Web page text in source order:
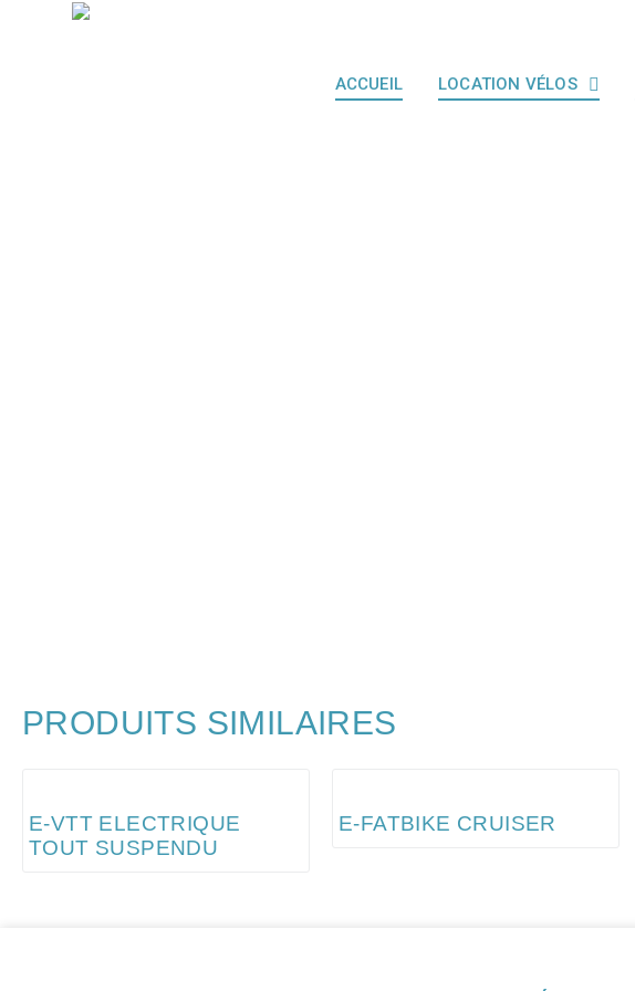
ACCUEIL LOCATION VÉLOS
PRODUITS SIMILAIRES
E-VTT ELECTRIQUE
TOUT SUSPENDU
E-FATBIKE CRUISER